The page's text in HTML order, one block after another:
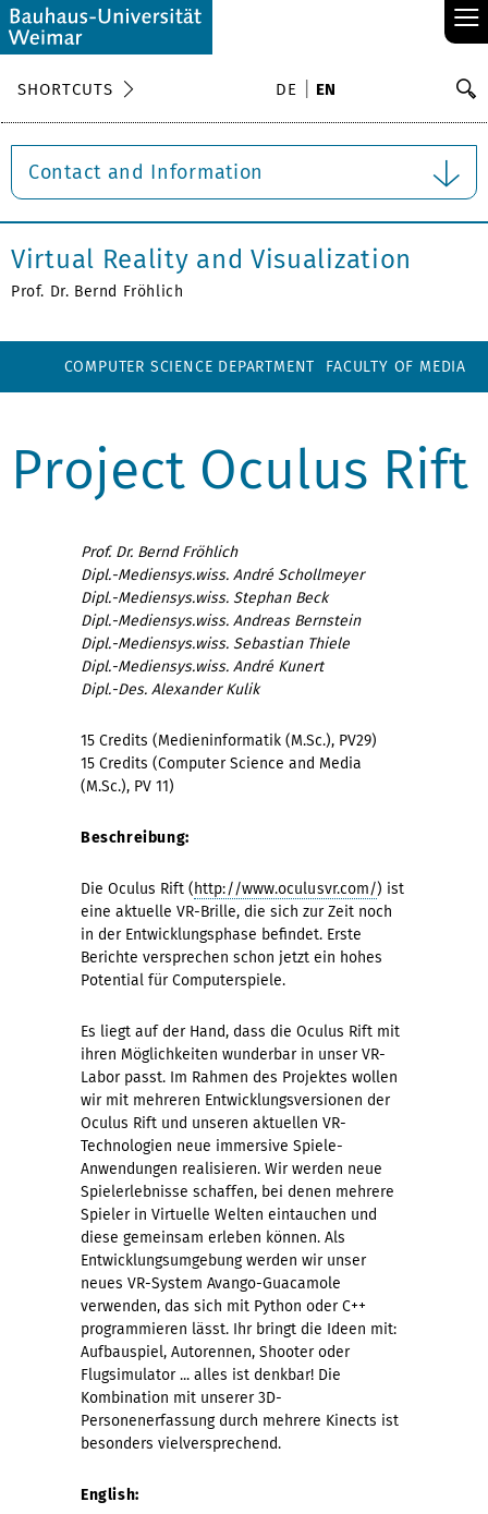
≡
SHORTCUTS DE EN
Contact and Information
Virtual Reality and Visualization
Prof. Dr. Bernd Fröhlich
COMPUTER SCIENCE DEPARTMENT FACULTY OF MEDIA
Project Oculus Rift
Prof. Dr. Bernd Fröhlich
Dipl.-Mediensys.wiss. André Schollmeyer
Dipl.-Mediensys.wiss. Stephan Beck
Dipl.-Mediensys.wiss. Andreas Bernstein
Dipl.-Mediensys.wiss. Sebastian Thiele
Dipl.-Mediensys.wiss. André Kunert
Dipl.-Des. Alexander Kulik
15 Credits (Medieninformatik (M.Sc.), PV29)
15 Credits (Computer Science and Media
(M.Sc.), PV 11)
Beschreibung:
Die Oculus Rift (http://www.oculusvr.com/) ist
eine aktuelle VR-Brille, die sich zur Zeit noch
in der Entwicklungsphase befindet. Erste
Berichte versprechen schon jetzt ein hohes
Potential für Computerspiele.
Es liegt auf der Hand, dass die Oculus Rift mit
ihren Möglichkeiten wunderbar in unser VR-
Labor passt. Im Rahmen des Projektes wollen
wir mit mehreren Entwicklungsversionen der
Oculus Rift und unseren aktuellen VR-
Technologien neue immersive Spiele-
Anwendungen realisieren. Wir werden neue
Spielerlebnisse schaffen, bei denen mehrere
Spieler in Virtuelle Welten eintauchen und
diese gemeinsam erleben können. Als
Entwicklungsumgebung werden wir unser
neues VR-System Avango-Guacamole
verwenden, das sich mit Python oder C++
programmieren lässt. Ihr bringt die Ideen mit:
Aufbauspiel, Autorennen, Shooter oder
Flugsimulator ... alles ist denkbar! Die
Kombination mit unserer 3D-
Personenerfassung durch mehrere Kinects ist
besonders vielversprechend.
English: